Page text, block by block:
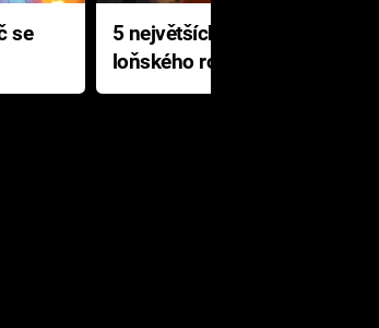
se
5 největších propadáků
loňského roku: Disney na
jediné katastrofě prodělal 200